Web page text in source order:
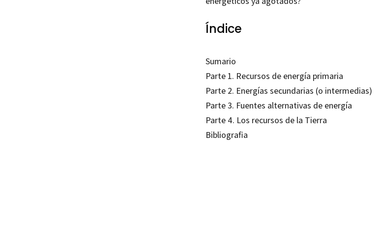
Índice
Sumario
Parte 1. Recursos de energía primaria
Parte 2. Energías secundarias (o intermedias)
Parte 3. Fuentes alternativas de energía
Parte 4. Los recursos de la Tierra
Bibliografia